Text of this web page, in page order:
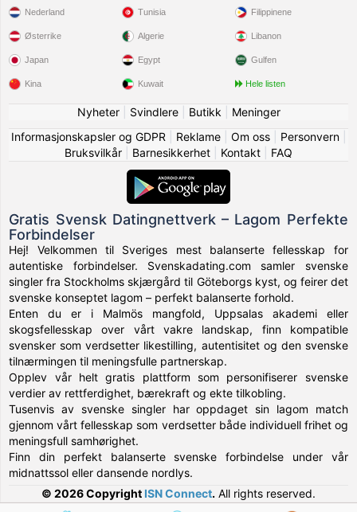
Nederland
Østerrike
Japan
Kina
Tunisia
Algerie
Egypt
Kuwait
Filippinene
Libanon
Gulfen
Hele listen
Nyheter| Svindlere| Butikk
Meninger
Informasjonskapsler og GDPR
Reklame| Om oss| Personvern|
Bruksvilkår
Barnesikkerhet Kontakt FAQ
Gratis Svensk Datingnettverk – Lagom Perfekte
Forbindelser
Hej! Velkommen til Sveriges mest balanserte fellesskap for
autentiske forbindelser. Svenskadating.com samler svenske
singler fra Stockholms skjærgård til Göteborgs kyst, og feirer det
svenske konseptet lagom – perfekt balanserte forhold.
Enten du er i Malmös mangfold, Uppsalas akademi eller
skogsfellesskap over vårt vakre landskap, finn kompatible
svensker som verdsetter likestilling, autentisitet og den svenske
tilnærmingen til meningsfulle partnerskap.
Opplev vår helt gratis plattform som personifiserer svenske
verdier av rettferdighet, bærekraft og ekte tilkobling.
Tusenvis av svenske singler har oppdaget sin lagom match
gjennom vårt fellesskap som verdsetter både individuell frihet og
meningsfull samhørighet.
Finn din perfekt balanserte svenske forbindelse under vår
midnattssol eller dansende nordlys.
© 2026 Copyright ISN Connect. All rights reserved.